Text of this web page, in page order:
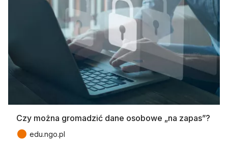
Czy można gromadzić dane osobowe „na zapas”?
● edu.ngo.pl